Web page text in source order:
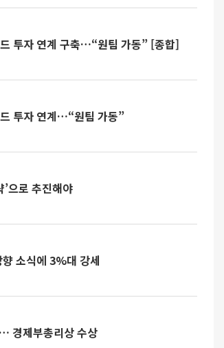
투자 연계 구축…“원팀 가동” [종합]
투자 연계…“원팀 가동”
으로 추진해야
[특징주] SK스퀘어, 증권가 목표가 상향 소식에 3%대 강세
경제부총리상 수상